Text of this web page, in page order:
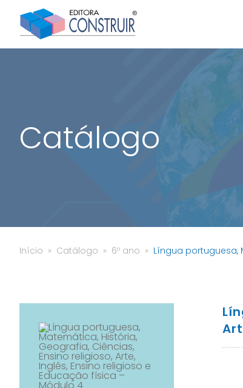
Catálogo
Início Catálogo 6º ano Língua portuguesa,